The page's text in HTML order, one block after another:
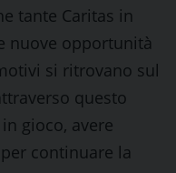
tante Caritas in
nuove opportunità
si ritrovano sul
questo
gioco, avere
continuare la